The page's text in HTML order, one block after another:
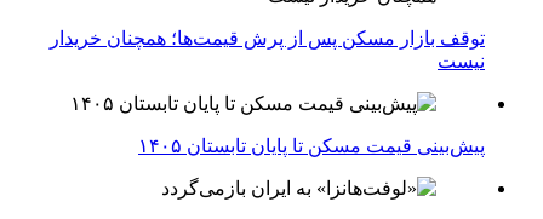
توقف بازار مسکن پس از پرش قیمت‌ها؛ همچنان خریدار
نیست
پیش‌بینی قیمت مسکن تا پایان تابستان ۱۴۰۵